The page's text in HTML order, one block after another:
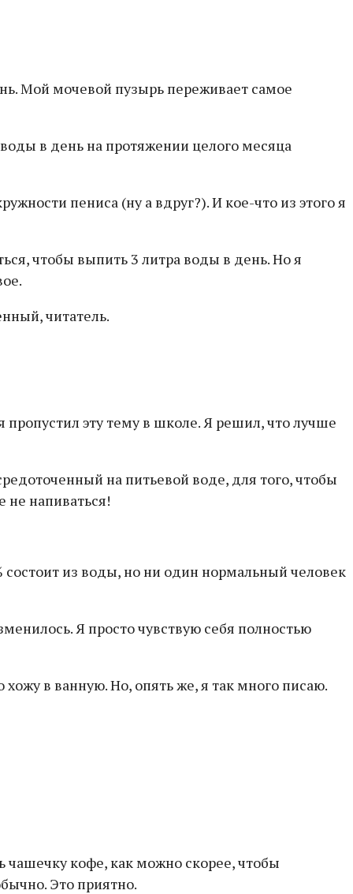
Мой мочевой пузырь переживает самое
в день на протяжении целого месяца
пениса (ну а вдруг?). И кое-что из этого я
чтобы выпить 3 литра воды в день. Но я
читатель.
эту тему в школе. Я решил, что лучше
на питьевой воде, для того, чтобы
не напиваться!
из воды, но ни один нормальный человек
Я просто чувствую себя полностью
в ванную. Но, опять же, я так много писаю.
кофе, как можно скорее, чтобы
Это приятно.